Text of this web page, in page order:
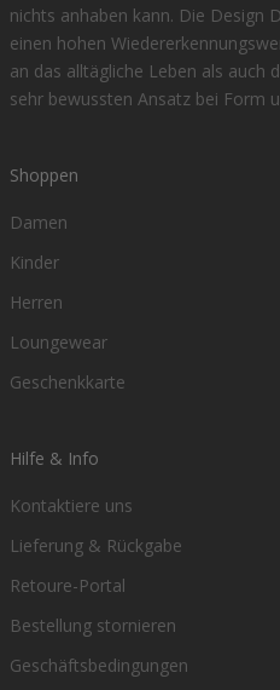
nichts anhaben kann. Die Design
einen hohen
an das alltägliche Leben als auch
sehr bewussten Ansatz bei Form
Shoppen
Damen
Kinder
Herren
Loungewear
Geschenkkarte
Hilfe & Info
Kontaktiere uns
Lieferung & Rückgabe
Retoure-Portal
Bestellung stornieren
Geschäftsbedingungen